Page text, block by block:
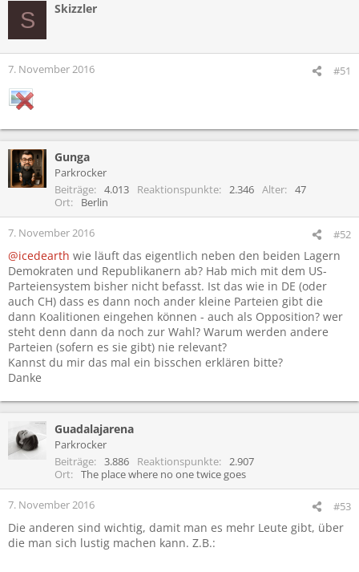
S Skizzler
7. November 2016 #51
Gunga
Parkrocker
Beiträge
4.013 Reaktionspunkte 2.346 Alter
47
Ort
Berlin
7. November 2016 #52
@icedearth wie läuft das eigentlich neben den beiden Lagern
Demokraten und Republikanern ab? Hab mich mit dem US-
Parteiensystem bisher nicht befasst. Ist das wie in DE (oder
auch CH) dass es dann noch ander kleine Parteien gibt die
dann Koalitionen eingehen können - auch als Opposition? wer
steht denn dann da noch zur Wahl? Warum werden andere
Parteien (sofern es sie gibt) nie relevant?
Kannst du mir das mal ein bisschen erklären bitte?
Danke
Guadalajarena
Parkrocker
Beiträge
3.886 Reaktionspunkte
2.907
Ort
The place where no one twice goes
7. November 2016 #53
Die anderen sind wichtig, damit man es mehr Leute gibt, über
die man sich lustig machen kann. Z.B.: